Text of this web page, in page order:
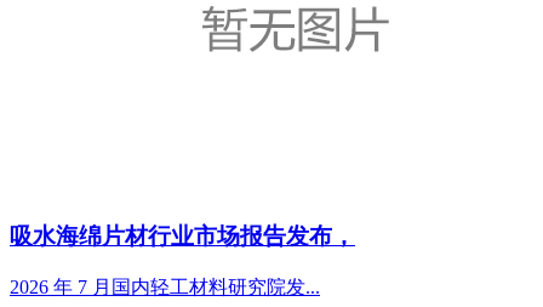
吸水海绵片材行业市场报告发布，
2026 年 7 月国内轻工材料研究院发...